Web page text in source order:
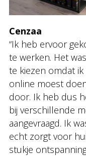
Cenzaa
“Ik heb ervoor
te werken. Het
te kiezen omdat
online moest
door. Ik heb dus
bij verschillende
aangevraagd. Ik
echt zorgt voor
stukje